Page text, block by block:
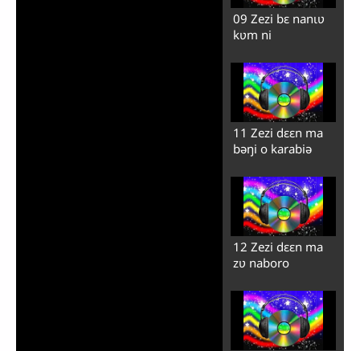
09 Zezi bɛ nanɩʋ
kʋm ni
11 Zezi dɛɛn ma
bəŋi o karabiə
12 Zezi dɛɛn ma
zʋ naboro